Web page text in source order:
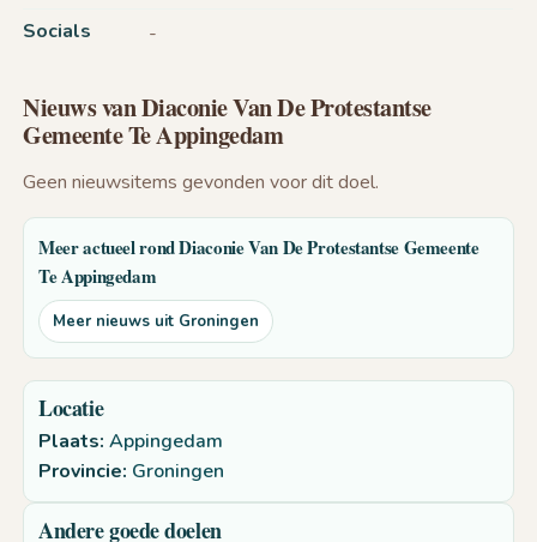
Socials
-
Nieuws van Diaconie Van De Protestantse
Gemeente Te Appingedam
Geen nieuwsitems gevonden voor dit doel.
Meer actueel rond Diaconie Van De Protestantse Gemeente
Te Appingedam
Meer nieuws uit Groningen
Locatie
Plaats: Appingedam
Provincie: Groningen
Andere goede doelen